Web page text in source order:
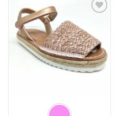
deseos